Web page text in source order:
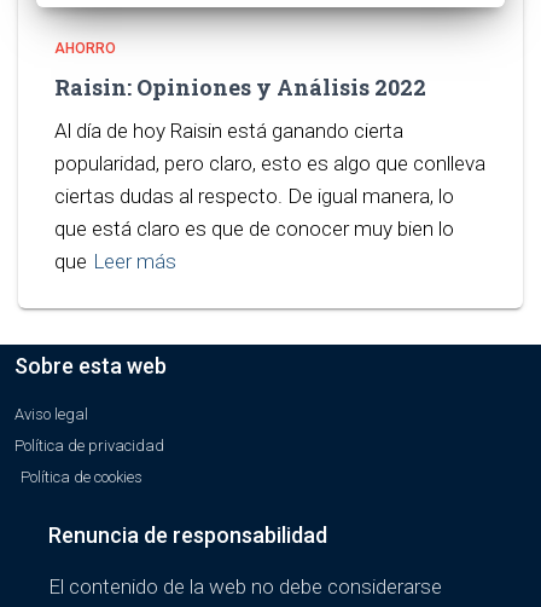
AHORRO
Raisin: Opiniones y Análisis 2022
Al día de hoy Raisin está ganando cierta
popularidad, pero claro, esto es algo que conlleva
ciertas dudas al respecto. De igual manera, lo
que está claro es que de conocer muy bien lo
que Leer más
Sobre esta web
Aviso legal
Política de privacidad
Política de cookies
Renuncia de responsabilidad
El contenido de la web no debe considerarse